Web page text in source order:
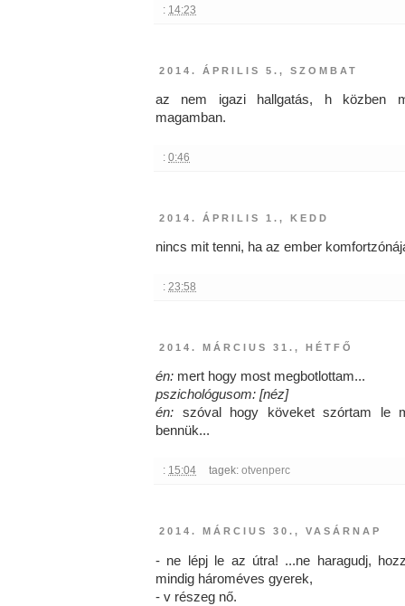
: 14:23
2014. ÁPRILIS 5., SZOMBAT
az nem igazi hallgatás, h közben
magamban.
: 0:46
2014. ÁPRILIS 1., KEDD
nincs mit tenni, ha az ember
: 23:58
2014. MÁRCIUS 31., HÉTFŐ
én: mert hogy most megbotlottam...
pszichológusom: [néz]
én: szóval hogy köveket szórtam le
bennük...
: 15:04 tagek: otvenperc
2014. MÁRCIUS 30., VASÁRNAP
- ne lépj le az útra! ...ne haragudj,
mindig hároméves gyerek,
- v részeg nő.